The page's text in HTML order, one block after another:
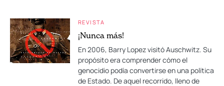
REVISTA
¡Nunca más!
En 2006, Barry Lopez visitó Auschwitz. Su
propósito era comprender cómo el
genocidio podía convertirse en una política
de Estado. De aquel recorrido, lleno de